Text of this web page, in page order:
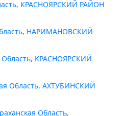
КРАСНОЯРСКИЙ РАЙОН
НАРИМАНОВСКИЙ
Область, КРАСНОЯРСКИЙ
Область, АХТУБИНСКИЙ
Область,